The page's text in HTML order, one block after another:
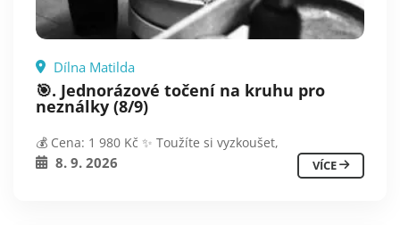
Dílna Matilda
🎯. Jednorázové točení na kruhu pro
neználky (8/9)
💰 Cena: 1 980 Kč ✨ Toužíte si vyzkoušet,
8. 9. 2026 VÍCE